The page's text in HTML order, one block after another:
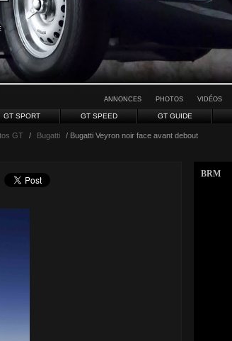
ANNONCES PHOTOS VIDÉOS
GT SPORT GT SPEED GT GUIDE
GT / Bugatti / Bugatti Veyron noir face avant debout
BRM